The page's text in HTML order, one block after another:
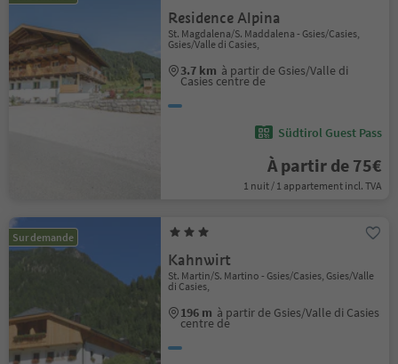
Residence Alpina
St. Magdalena/S. Maddalena - Gsies/Casies,
Gsies/Valle di Casies,
3.7 km à partir de Gsies/Valle di
Casies centre de
Südtirol Guest Pass
À partir de 75€
1 nuit / 1 appartement incl. TVA
Sur demande
Kahnwirt
St. Martin/S. Martino - Gsies/Casies, Gsies/Valle
di Casies,
196 m à partir de Gsies/Valle di Casies
centre de